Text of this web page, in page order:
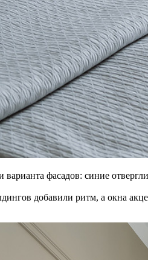
фасадов: синие
добавили ритм, а окна